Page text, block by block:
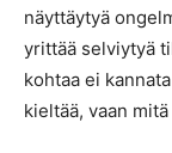
näyttäytyä
yrittää selviytyä
kohtaa ei
kieltää, vaan